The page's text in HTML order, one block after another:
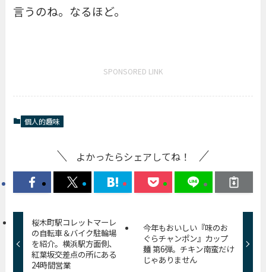
言うのね。なるほど。
SPONSORED LINK
個人的趣味
よかったらシェアしてね！
桜木町駅コレットマーレ
の自転車＆バイク駐輪場
を紹介。横浜駅方面側、
紅葉坂交差点の所にある
24時間営業
今年もおいしい『味のお
ぐらチャンポン』カップ
麺 第6弾。チキン南蛮だけ
じゃありません